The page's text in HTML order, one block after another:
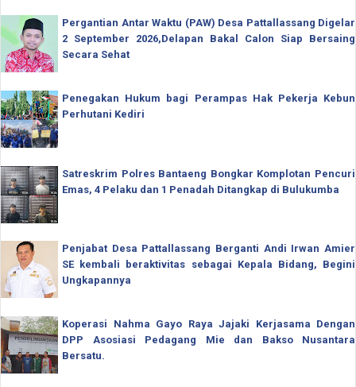
Pergantian Antar Waktu (PAW) Desa Pattallassang Digelar
2 September 2026,Delapan Bakal Calon Siap Bersaing
Secara Sehat
Penegakan Hukum bagi Perampas Hak Pekerja Kebun
Perhutani Kediri
Satreskrim Polres Bantaeng Bongkar Komplotan Pencuri
Emas, 4 Pelaku dan 1 Penadah Ditangkap di Bulukumba
Penjabat Desa Pattallassang Berganti Andi Irwan Amier
SE kembali beraktivitas sebagai Kepala Bidang, Begini
Ungkapannya
Koperasi Nahma Gayo Raya Jajaki Kerjasama Dengan
DPP Asosiasi Pedagang Mie dan Bakso Nusantara
Bersatu.